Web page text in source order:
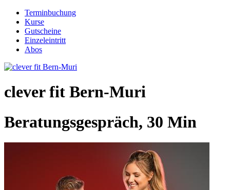
Terminbuchung
Kurse
Gutscheine
Einzeleintritt
Abos
clever fit Bern-Muri
Beratungsgespräch, 30 Min